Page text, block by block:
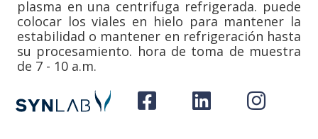
plasma en una centrifuga refrigerada. puede
colocar los viales en hielo para mantener la
estabilidad o mantener en refrigeración hasta
su procesamiento. hora de toma de muestra
de 7 - 10 a.m.